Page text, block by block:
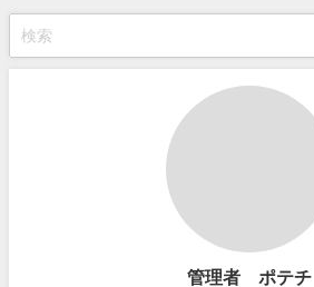
管理者 ポテチ